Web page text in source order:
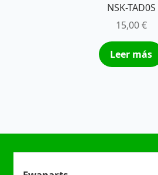
NSK-TAD0S
15,00€
Leer más